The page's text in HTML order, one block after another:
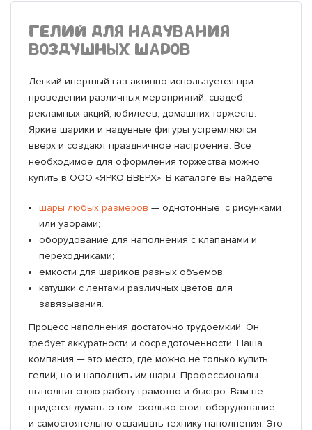
Фольгированная фигура Вертолет, красный
Артикул: 1207-0942
199.00 р.
Купить в 1 клик
Фольгированный шар Шар (18''/46 см) Сердце, С
Артикул: 757901
100.00 р.
Купить в 1 клик
Фольгированная фигура Вертолет, красный
Артикул: 1207-0942
199.00 р.
Купить в 1 клик
Фольгированный шар Шар (18''/46 см) Сердце, С
Артикул: 757901
100.00 р.
Купить в 1 клик
EVERTS 12" Сердце/150 Стандарт Red
Артикул: 1105-0342
700.00 р.
Купить в 1 клик
К 18" РУС ВЫПУСКНИК
Артикул: 1202-2810
100.00 р.
Купить в 1 клик
А ХОД/P93 Холодное сердце II
Артикул: 1208-0481
1 990.00 р.
Купить в 1 клик
Фольгированный шар А Шар-фигура Мышь летучая
Артикул: 1207-1559
550.00 р.
Купить в 1 клик
Римская свеча 10ASS
Артикул: JFRC10ASS
300.00 р.
Купить в 1 клик
ГЕЛИЙ ДЛЯ НАДУВАНИЯ
ВОЗДУШНЫХ ШАРОВ
Легкий инертный газ активно используется при
проведении различных мероприятий: свадеб,
рекламных акций, юбилеев, домашних торжеств.
Яркие шарики и надувные фигуры устремляются
вверх и создают праздничное настроение. Все
необходимое для оформления торжества можно
купить в ООО «ЯРКО ВВЕРХ». В каталоге вы найдете:
шары любых размеров — однотонные, с рисунками
или узорами;
оборудование для наполнения с клапанами и
переходниками;
емкости для шариков разных объемов;
катушки с лентами различных цветов для
завязывания.
Процесс наполнения достаточно трудоемкий. Он
требует аккуратности и сосредоточенности. Наша
компания — это место, где можно не только купить
гелий, но и наполнить им шары. Профессионалы
выполнят свою работу грамотно и быстро. Вам не
придется думать о том, сколько стоит оборудование,
и самостоятельно осваивать технику наполнения. Это